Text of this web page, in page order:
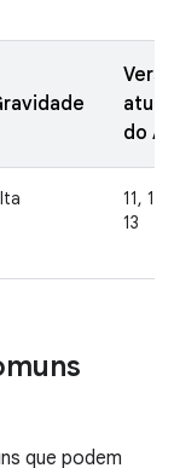
do
11,
13
que podem